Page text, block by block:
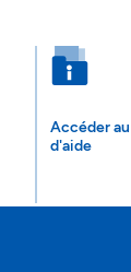
Accéder
d'aide